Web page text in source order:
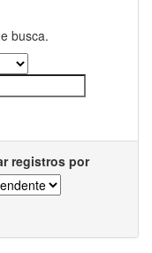
busca.
registros por